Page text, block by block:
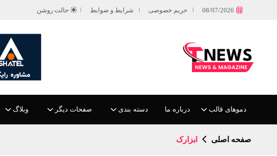
08/07/2026 حریم خصوصی شرایط و ضوابط حالت روشن
دموهای قالب درباره ما دسته بندی صفحات دیگر وبلاگ
صفحه اصلی ابزارک